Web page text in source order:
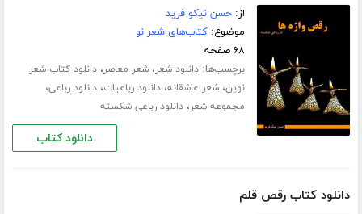
از:حسن نیکو فرید
موضوع:کتاب‌های شعر نو
۶۸ صفحه
برچسب‌ها:دانلود شعر،شعر معاصر،دانلود کتاب شعر
نوین،شعر عاشقانه،دانلود رباعیات،دانلود رباعی،
مجموعه شعر،دانلود رباعی شکسته
دانلود کتاب
دانلود کتاب رقص قلم